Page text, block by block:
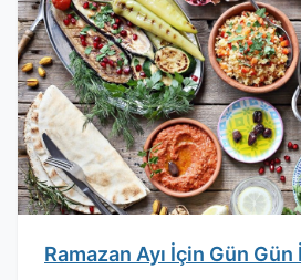
Ramazan Ayı İçin Gün